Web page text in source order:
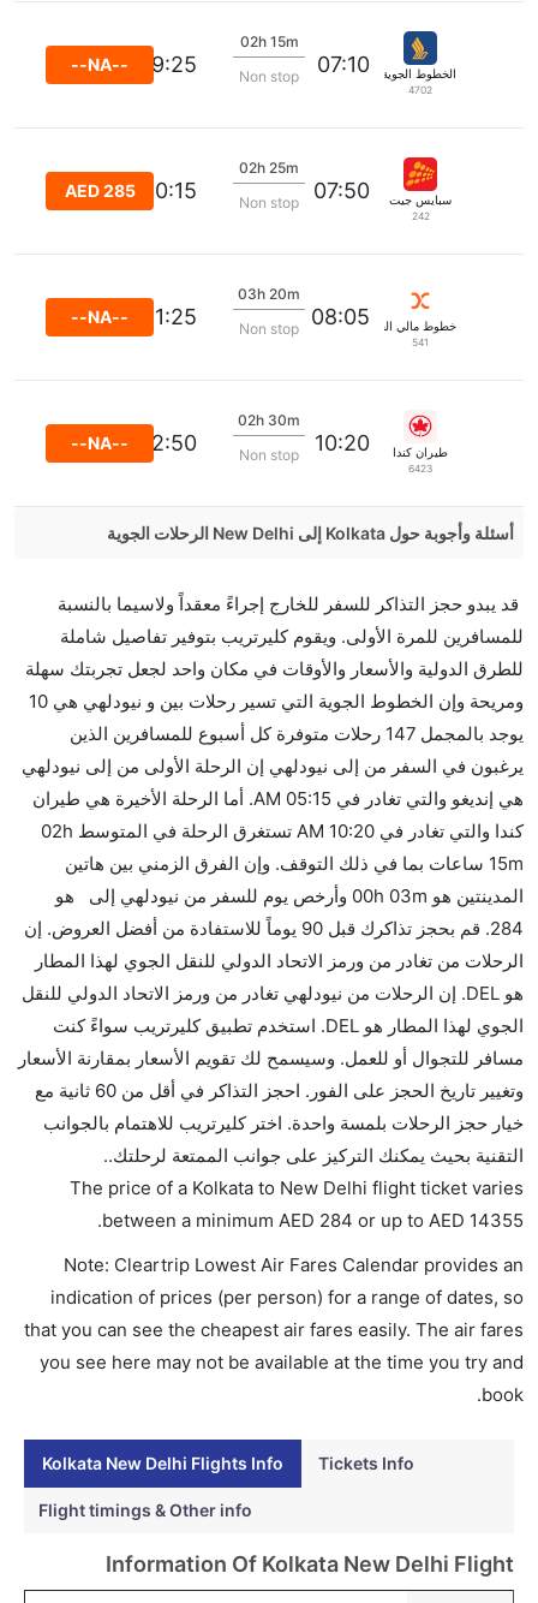
الخطوط الجوية السنغافورية
4702
07:10
02h 15m
Non stop
09:25
--NA--
سبايس جيت
242
07:50
02h 25m
Non stop
10:15
AED 285
خطوط مالي الجوية
541
08:05
03h 20m
Non stop
11:25
--NA--
طيران كندا
6423
10:20
02h 30m
Non stop
12:50
--NA--
أسئلة وأجوبة حول Kolkata إلى New Delhi الرحلات الجوية
مباشرة من إلىنيودلهي مما تستغرقه الخطوط الجوية
الأخرى؟
نعم. توفر كل من SpiceJet أسرع رحلات الطيران على هذا
الطريق،
هل توفر شركات الطيران مساحة إضافية للنوم؟
كثير من خطوط طيران درجة رجال الأعمال توفر مساحة
إضافية للنوم.
هل يمكنني حمل طعامي الخاص؟
نعم، يمكنك حمل طعامك الخاص، و لكن يجب أن يكون معبئا
بشكل جيد.
هل سيقدم لي الكحول على متن رحلة من إلى نيودلهي؟
لا تقدم شركة الطيران الكحول على متن رحلة داخلية. يتم
تقديم الكحول على متن الرحلات الدولية فقط.
ما متوسط أسعار رحلة الدرجة الاقتصادية من إلى نيودلهي؟
AED 14355. إنديغو, جيت لايت, فيرجن أتلانتيك, الاتحاد
للطيران, ايرمارك للملاحة الجوية الأندونيسية, سيلك
للطيران (سنغافورة) الخاصة المحدودة, الخطوط الجوية
طيران كندا يوفرون تذاكر في هذا النطاق من الأسعار.
هل اختيار إنجاز إجراءات السفر عبر الإنترنت متاح في رحلة
هل يمكنني حجز فنادق متوسطة التكلفة بالقرب من مطار
نعم، يمكن حجز فنادق متوسطة التكلفة بالقرب من المطار
عبر اختيار فنادق كليرتريب.
قد يبدو حجز التذاكر للسفر للخارج إجراءً معقداً ولاسيما بالنسبة
للمسافرين للمرة الأولى. ويقوم كليرتريب بتوفير تفاصيل شاملة
للطرق الدولية والأسعار والأوقات في مكان واحد لجعل تجربتك سهلة
ومريحة وإن الخطوط الجوية التي تسير رحلات بين و نيودلهي هي 10
يوجد بالمجمل 147 رحلات متوفرة كل أسبوع للمسافرين الذين
يرغبون في السفر من إلى نيودلهي إن الرحلة الأولى من إلى نيودلهي
هي إنديغو والتي تغادر في 05:15 AM. أما الرحلة الأخيرة هي طيران
كندا والتي تغادر في 10:20 AM تستغرق الرحلة في المتوسط 02h
15m ساعات بما في ذلك التوقف. وإن الفرق الزمني بين هاتين
المدينتين هو 00h 03m وأرخص يوم للسفر من نيودلهي إلى هو
284. قم بحجز تذاكرك قبل 90 يوماً للاستفادة من أفضل العروض. إن
الرحلات من تغادر من ورمز الاتحاد الدولي للنقل الجوي لهذا المطار
هو DEL. إن الرحلات من نيودلهي تغادر من ورمز الاتحاد الدولي للنقل
الجوي لهذا المطار هو DEL. استخدم تطبيق كليرتريب سواءً كنت
مسافر للتجوال أو للعمل. وسيسمح لك تقويم الأسعار بمقارنة الأسعار
وتغيير تاريخ الحجز على الفور. احجز التذاكر في أقل من 60 ثانية مع
خيار حجز الرحلات بلمسة واحدة. اختر كليرتريب للاهتمام بالجوانب
التقنية بحيث يمكنك التركيز على جوانب الممتعة لرحلتك..
The price of a Kolkata to New Delhi flight ticket varies
between a minimum AED 284 or up to AED 14355
.
Note: Cleartrip Lowest Air Fares Calendar provides an
indication of prices (per person) for a range of dates, so
that you can see the cheapest air fares easily. The air fares
you see here may not be available at the time you try and
book.
Kolkata New Delhi Flights Info Tickets Info
Flight timings & Other info
Information Of Kolkata New Delhi Flight